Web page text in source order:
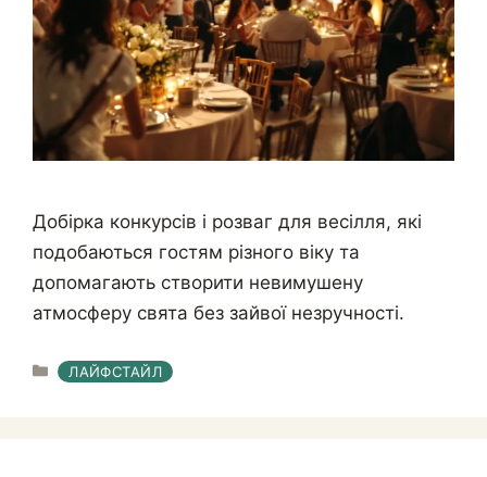
Добірка конкурсів і розваг для весілля, які
подобаються гостям різного віку та
допомагають створити невимушену
атмосферу свята без зайвої незручності.
КАТЕГОРІЇ
ЛАЙФСТАЙЛ